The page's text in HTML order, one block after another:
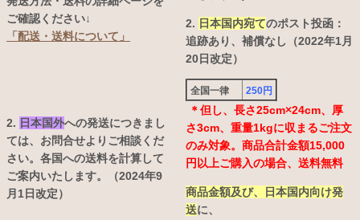
ご確認ください↓
「配送・送料について」
2. 日本国外への発送につきまし
ては、お問合せよりご相談くだ
さい。各国への送料を計算して
ご案内いたします。（2024年9
月1日改定）
2. 日本国内宛てのポスト投函：
追跡あり、補償なし（2022年1月
20日改定）
全国一律 250円
＊但し、長さ25cm×24cm、厚
さ3cm、重量1kgに収まるご注文
のみ対象。商品合計金額15,000
円以上ご購入の場合、送料無料
商品金額及び、日本国内向け発
送に、